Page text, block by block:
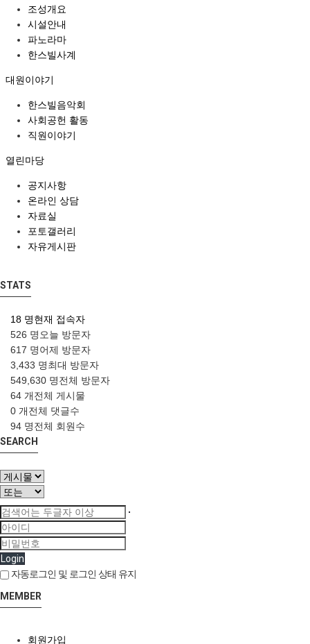
조성개요
시설안내
파노라마
한스빌사계
대원이야기
한스빌음악회
사회공헌 활동
직원이야기
열린마당
공지사항
온라인 상담
자료실
포토갤러리
자유게시판
STATS
18 명현재 접속자
526 명 오늘 방문자
617 명어제 방문자
3,433 명최대 방문자
549,630 명전체 방문자
64 개전체 게시물
0 개전체 댓글수
94 명전체 회원수
SEARCH
Login
자동로그인 및 로그인 상태 유지
MEMBER
회원가입